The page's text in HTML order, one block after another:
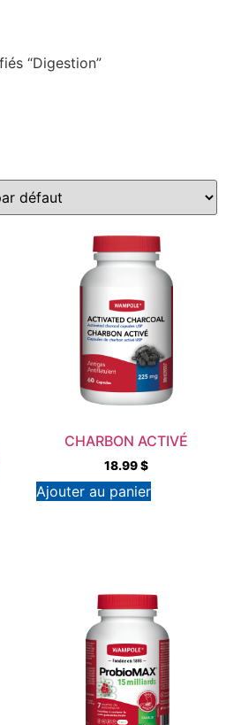
“Digestion”
CHARBON ACTIVÉ
18.99$
Ajouter au panier